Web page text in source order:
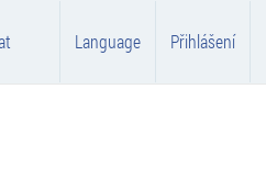
Language Přihlášení